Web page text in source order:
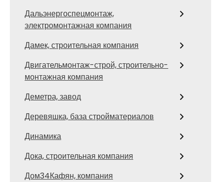
Дальэнергоспецмонтаж,
электромонтажная компания
Дамек, строительная компания
Двигательмонтаж-строй, строительно-
монтажная компания
Деметра, завод
Деревяшка, база стройматериалов
Динамика
Дока, строительная компания
Дом34Кафян, компания